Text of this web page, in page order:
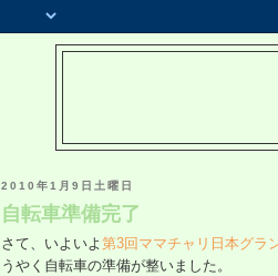
2010年1月9日土曜日
自転車準備完了
さて、いよいよ 第3回ママチャリ日本グラ
うやく自転車の準備が整いました。